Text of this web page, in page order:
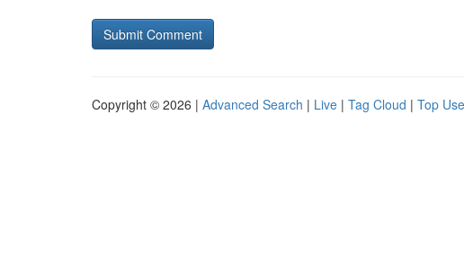
Copyright © 2026 | Advanced Search | Live | Tag Cloud | Top